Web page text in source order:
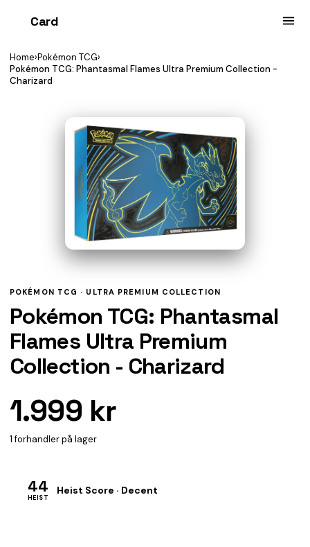
Card
Home›Pokémon TCG›
Pokémon TCG: Phantasmal Flames Ultra Premium Collection -
Charizard
POKÉMON TCG · ULTRA PREMIUM COLLECTION
Pokémon TCG: Phantasmal
Flames Ultra Premium
Collection - Charizard
1.999 kr
1 forhandler på lager
44
HEIST
Heist Score · Decent